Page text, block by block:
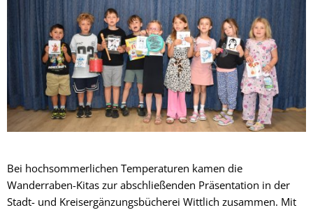
Bei hochsommerlichen Temperaturen kamen die
Wanderraben-Kitas zur abschließenden Präsentation in der
Stadt- und Kreisergänzungsbücherei Wittlich zusammen. Mit